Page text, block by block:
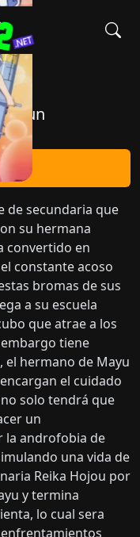
Kun
de secundaria que
su hermana
convertido en
constante acoso
bromas de sus
a su escuela
que atrae a los
tiene
hermano de Mayu
el cuidado
solo tendrá que
un
la androfobia de
una vida de
Reika Hojou por
y termina
lo cual sera